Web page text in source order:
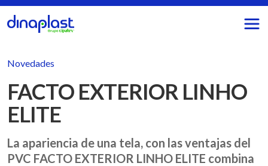
Novedades
FACTO EXTERIOR LINHO
ELITE
La apariencia de una tela, con las ventajas del
PVC FACTO EXTERIOR LINHO ELITE combina